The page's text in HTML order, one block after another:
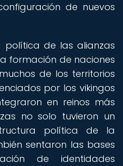
de nuevos
política de las alianzas
formación de naciones
de los territorios
por los vikingos
en reinos más
no solo tuvieron un
política de la
sentaron las bases
de identidades